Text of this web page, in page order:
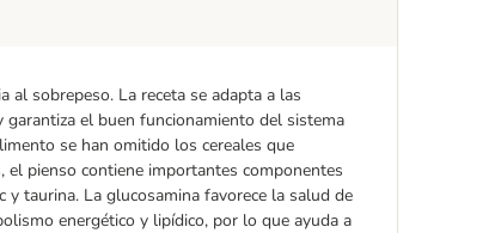
sobrepeso. La receta se adapta a las
garantiza el buen funcionamiento del sistema
se han omitido los cereales que
pienso contiene importantes componentes
y taurina. La glucosamina favorece la salud de
energético y lipídico, por lo que ayuda a